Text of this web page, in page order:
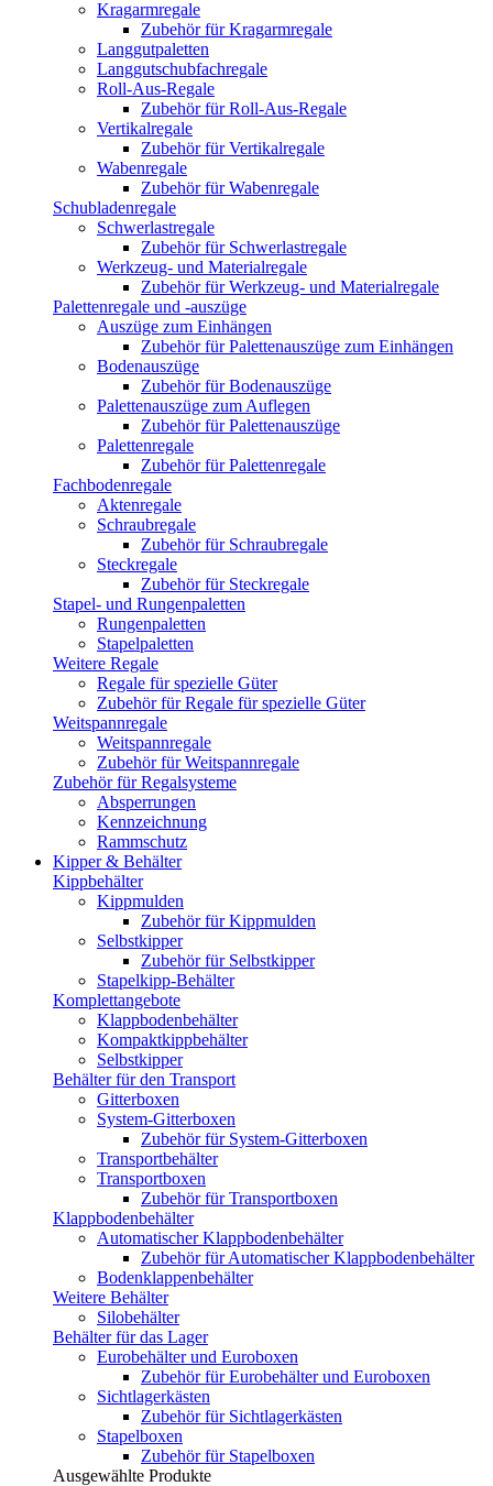
Kragarmregale
Zubehör für Kragarmregale
Langgutpaletten
Langgutschubfachregale
Roll-Aus-Regale
Zubehör für Roll-Aus-Regale
Vertikalregale
Zubehör für Vertikalregale
Wabenregale
Zubehör für Wabenregale
Schubladenregale
Schwerlastregale
Zubehör für Schwerlastregale
Werkzeug- und Materialregale
Zubehör für Werkzeug- und Materialregale
Palettenregale und -auszüge
Auszüge zum Einhängen
Zubehör für Palettenauszüge zum Einhängen
Bodenauszüge
Zubehör für Bodenauszüge
Palettenauszüge zum Auflegen
Zubehör für Palettenauszüge
Palettenregale
Zubehör für Palettenregale
Fachbodenregale
Aktenregale
Schraubregale
Zubehör für Schraubregale
Steckregale
Zubehör für Steckregale
Stapel- und Rungenpaletten
Rungenpaletten
Stapelpaletten
Weitere Regale
Regale für spezielle Güter
Zubehör für Regale für spezielle Güter
Weitspannregale
Weitspannregale
Zubehör für Weitspannregale
Zubehör für Regalsysteme
Absperrungen
Kennzeichnung
Rammschutz
Kipper & Behälter
Kippbehälter
Kippmulden
Zubehör für Kippmulden
Selbstkipper
Zubehör für Selbstkipper
Stapelkipp-Behälter
Komplettangebote
Klappbodenbehälter
Kompaktkippbehälter
Selbstkipper
Behälter für den Transport
Gitterboxen
System-Gitterboxen
Zubehör für System-Gitterboxen
Transportbehälter
Transportboxen
Zubehör für Transportboxen
Klappbodenbehälter
Automatischer Klappbodenbehälter
Zubehör für Automatischer Klappbodenbehälter
Bodenklappenbehälter
Weitere Behälter
Silobehälter
Behälter für das Lager
Eurobehälter und Euroboxen
Zubehör für Eurobehälter und Euroboxen
Sichtlagerkästen
Zubehör für Sichtlagerkästen
Stapelboxen
Zubehör für Stapelboxen
Ausgewählte Produkte